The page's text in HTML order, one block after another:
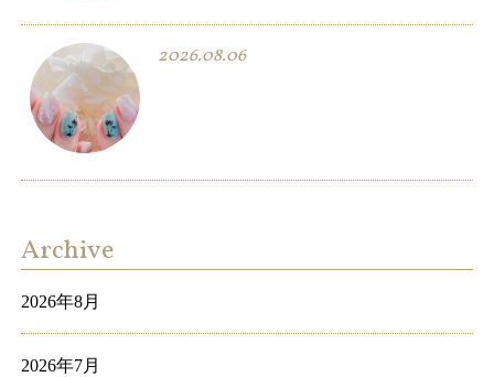
2026.08.06
Archive
2026年8月
2026年7月